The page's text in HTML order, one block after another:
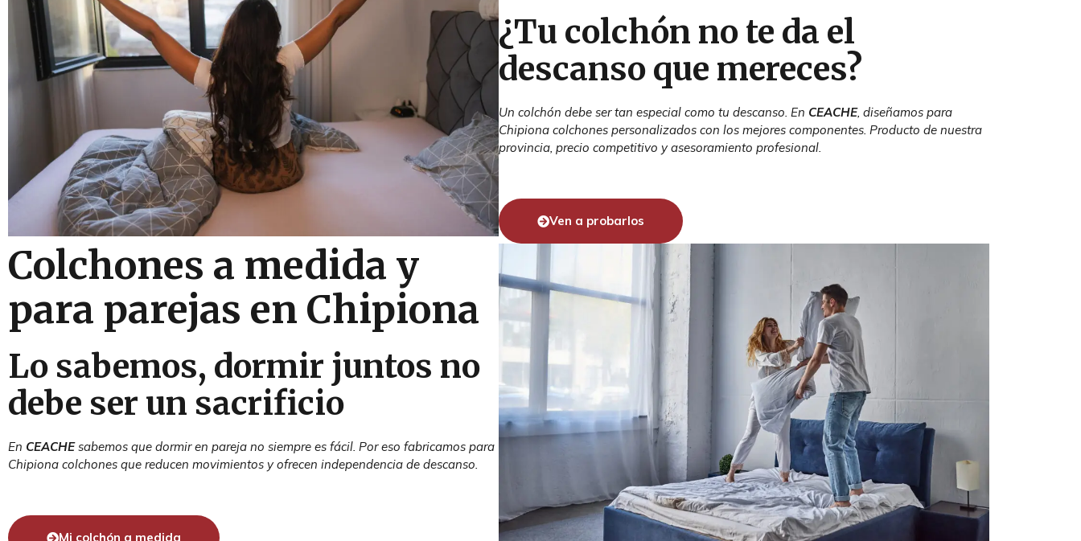
¿Tu colchón no te da el
descanso que mereces?
Un colchón debe ser tan especial como tu descanso. En CEACHE, diseñamos para
Chipiona colchones personalizados con los mejores componentes. Producto de nuestra
provincia, precio competitivo y asesoramiento profesional.
Ven a probarlos
Colchones a medida y
para parejas en Chipiona
Lo sabemos, dormir juntos no
debe ser un sacrificio
En CEACHEsabemos que dormir en pareja no siempre es fácil. Por eso fabricamos para
Chipiona colchones que reducen movimientos y ofrecen independencia de descanso.
Mi colchón a medida